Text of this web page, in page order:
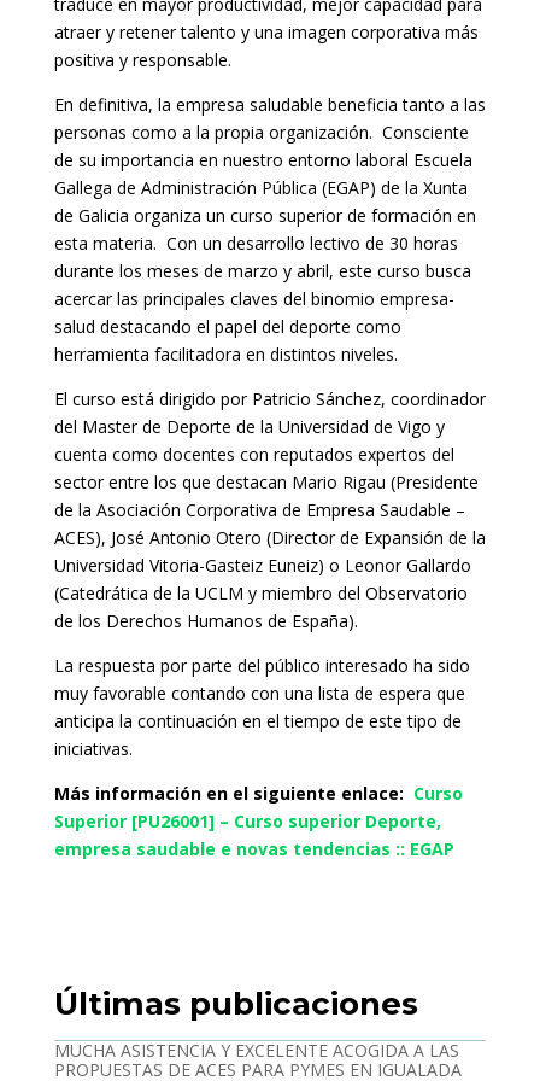
traduce en mayor productividad, mejor capacidad para
atraer y retener talento y una imagen corporativa más
positiva y responsable.
En definitiva, la empresa saludable beneficia tanto a las
personas como a la propia organización. Consciente
de su importancia en nuestro entorno laboral Escuela
Gallega de Administración Pública (EGAP) de la Xunta
de Galicia organiza un curso superior de formación en
esta materia. Con un desarrollo lectivo de 30 horas
durante los meses de marzo y abril, este curso busca
acercar las principales claves del binomio empresa-
salud destacando el papel del deporte como
herramienta facilitadora en distintos niveles.
El curso está dirigido por Patricio Sánchez, coordinador
del Master de Deporte de la Universidad de Vigo y
cuenta como docentes con reputados expertos del
sector entre los que destacan Mario Rigau (Presidente
de la Asociación Corporativa de Empresa Saudable –
ACES), José Antonio Otero (Director de Expansión de la
Universidad Vitoria-Gasteiz Euneiz) o Leonor Gallardo
(Catedrática de la UCLM y miembro del Observatorio
de los Derechos Humanos de España).
La respuesta por parte del público interesado ha sido
muy favorable contando con una lista de espera que
anticipa la continuación en el tiempo de este tipo de
iniciativas.
Más información en el siguiente enlace: Curso
Superior [PU26001] – Curso superior Deporte,
empresa saudable e novas tendencias :: EGAP
Últimas publicaciones
MUCHA ASISTENCIA Y EXCELENTE ACOGIDA A LAS
PROPUESTAS DE ACES PARA PYMES EN IGUALADA